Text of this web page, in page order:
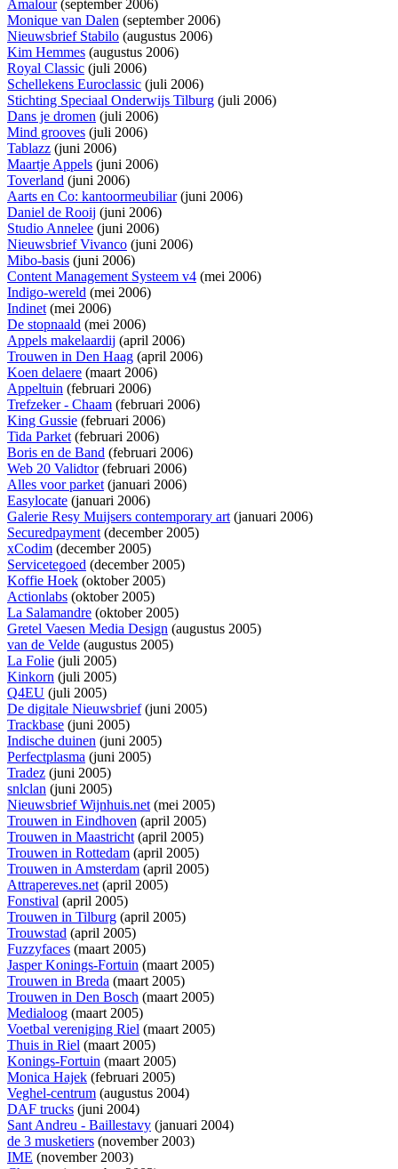
Amalour(september 2006)
Monique van Dalen (september 2006)
Nieuwsbrief Stabilo (augustus 2006)
Kim Hemmes (augustus 2006)
Royal Classic (juli 2006)
Schellekens Euroclassic (juli 2006)
Stichting Speciaal Onderwijs Tilburg (juli 2006)
Dans je dromen (juli 2006)
Mind grooves (juli 2006)
Tablazz (juni 2006)
Maartje Appels (juni 2006)
Toverland (juni 2006)
Aarts en Co: kantoormeubiliar(juni 2006)
Daniel de Rooij (juni 2006)
Studio Annelee (juni 2006)
Nieuwsbrief Vivanco (juni 2006)
Mibo-basis (juni 2006)
Content Management Systeem v4 (mei 2006)
Indigo-wereld (mei 2006)
Indinet(mei 2006)
De stopnaald (mei 2006)
Appels makelaardij (april 2006)
Trouwen in Den Haag (april 2006)
Koen delaere (maart 2006)
Appeltuin (februari 2006)
Trefzeker - Chaam (februari 2006)
King Gussie (februari 2006)
Tida Parket(februari 2006)
Boris en de Band (februari 2006)
Web 20 Validtor(februari 2006)
Alles voor parket(januari 2006)
Easylocate (januari 2006)
Galerie Resy Muijsers contemporary art(januari 2006)
Securedpayment(december 2005)
xCodim (december 2005)
Servicetegoed (december 2005)
Koffie Hoek (oktober 2005)
Actionlabs (oktober 2005)
La Salamandre (oktober 2005)
Gretel Vaesen Media Design (augustus 2005)
van de Velde (augustus 2005)
La Folie (juli 2005)
Kinkorn (juli 2005)
Q4EU (juli 2005)
De digitale Nieuwsbrief(juni 2005)
Trackbase (juni 2005)
Indische duinen (juni 2005)
Perfectplasma (juni 2005)
Tradez (juni 2005)
snlclan (juni 2005)
Nieuwsbrief Wijnhuis.net(mei 2005)
Trouwen in Eindhoven (april 2005)
Trouwen in Maastricht(april 2005)
Trouwen in Rottedam (april 2005)
Trouwen in Amsterdam (april 2005)
Attrapereves.net(april 2005)
Fonstival (april 2005)
Trouwen in Tilburg (april 2005)
Trouwstad (april 2005)
Fuzzyfaces (maart 2005)
Jasper Konings-Fortuin (maart 2005)
Trouwen in Breda (maart 2005)
Trouwen in Den Bosch (maart 2005)
Medialoog (maart 2005)
Voetbal vereniging Riel (maart 2005)
Thuis in Riel (maart 2005)
Konings-Fortuin (maart 2005)
Monica Hajek (februari 2005)
Veghel-centrum (augustus 2004)
DAF trucks (juni 2004)
Sant Andreu - Baillestavy (januari 2004)
de 3 musketiers (november 2003)
IME (november 2003)